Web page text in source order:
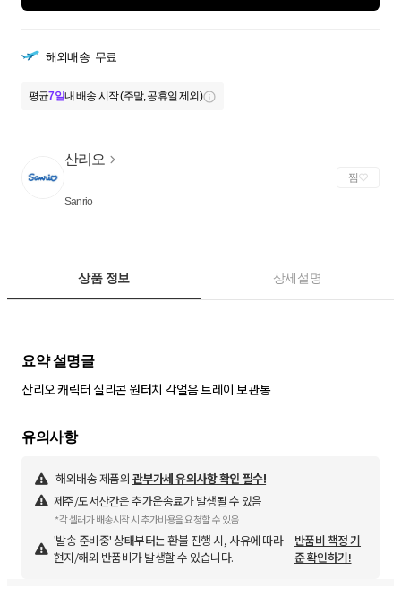
해외배송 무료
평균7일내 배송 시작 (주말, 공휴일 제외)
산리오
Sanrio
찜
상품 정보 상세설명
요약 설명글
산리오 캐릭터 실리콘 원터치 각얼음 트레이 보관통
유의사항
해외배송 제품의 관부가세 유의사항 확인 필수!
제주/도서산간은 추가운송료가 발생될 수 있음
*각 셀러가 배송시작 시 추가비용을 요청할 수 있음
'발송 준비중' 상태부터는 환불 진행 시, 사유에 따라
현지/해외 반품비가 발생할 수 있습니다.
반품비 책정 기
준 확인하기!